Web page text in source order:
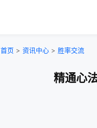
首页 > 资讯中心 > 胜率交流
精通心